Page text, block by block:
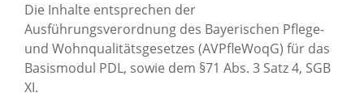
Die Inhalte entsprechen der
Ausführungsverordnung des Bayerischen Pflege-
und Wohnqualitätsgesetzes (AVPfleWoqG) für das
Basismodul PDL, sowie dem §71 Abs. 3 Satz 4, SGB
XI.